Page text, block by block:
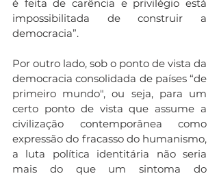
é feita de carência e privilégio está
impossibilitada de construir a
democracia”.
Por outro lado, sob o ponto de vista da
democracia consolidada de países “de
primeiro mundo", ou seja, para um
certo ponto de vista que assume a
civilização contemporânea como
expressão do fracasso do humanismo,
a luta política identitária não seria
mais do que um sintoma do